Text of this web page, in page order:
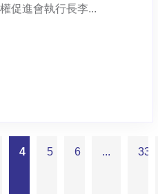
促進會執行長李...
4 5 6 ... 33